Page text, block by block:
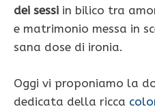
dei sessi in bilico tra
e matrimonio messa in
sana dose di ironia.
Oggi vi proponiamo la
dedicata della ricca